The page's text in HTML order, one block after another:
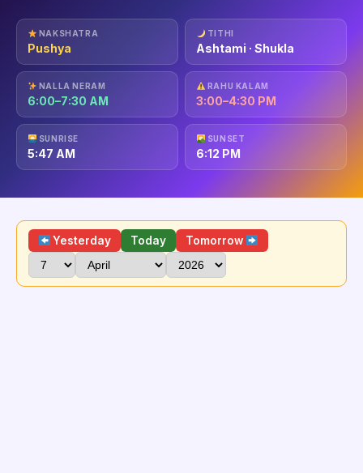
NAKSHATRA
Pushya
TITHI
Ashtami · Shukla
NALLA NERAM
6:00–7:30 AM
RAHU KALAM
3:00–4:30 PM
SUNRISE
5:47 AM
SUNSET
6:12 PM
Yesterday Today Tomorrow